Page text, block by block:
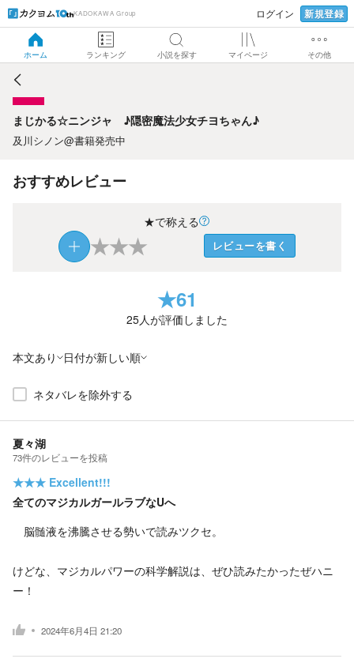
KADOKAWA Group ログイン 新規登録
ホーム ランキング 小説を探す マイページ その他
まじかる☆ニンジャ ♪隠密魔法少女チヨちゃん♪
まじかる☆ニンジャ ♪隠密魔法少女チヨちゃん♪
及川シノン@書籍発売中
おすすめレビュー
★で称える
★★★ レビューを書く
★61
25人が評価しました
本文あり 日付が新しい順
ネタバレを除外する
夏々湖
73件のレビューを投稿
★★★ Excellent!!!
全てのマジカルガールラブなUへ
脳髄液を沸騰させる勢いで読みツクセ。
けどな、マジカルパワーの科学解説は、ぜひ読みたかったぜハニ
ー！
2024年6月4日 21:20